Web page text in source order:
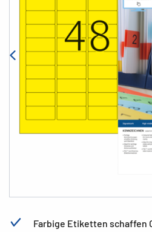
Farbige Etiketten schaffen